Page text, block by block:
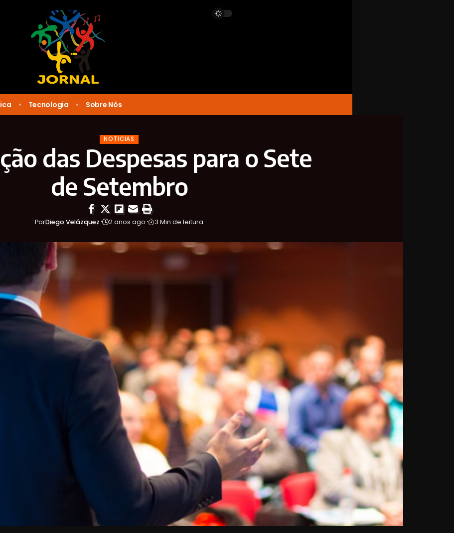
Tecnologia Sobre Nós
NOTICIAS
das Despesas para o Sete
de Setembro
PorDiego Velázquez 2 anos ago 3 Min de leitura